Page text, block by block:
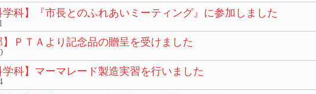
学科】『市長とのふれあいミーティング』に参加しました
】ＰＴＡより記念品の贈呈を受けました
学科】マーマレード製造実習を行いました